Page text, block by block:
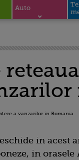
Auto
in acest
in orasele